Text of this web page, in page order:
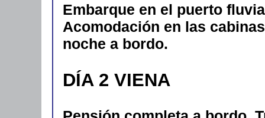
Embarque en el puerto
Acomodación en las
noche a bordo.
DÍA 2 VIENA